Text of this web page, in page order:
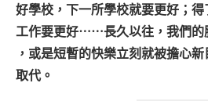
好學校，下一所學校就要更好；
工作要更好⋯⋯長久以往，我們的
，或是短暫的快樂立刻就被擔心
取代。